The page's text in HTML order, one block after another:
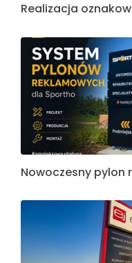
Realizacja
Nowoczesny pylon